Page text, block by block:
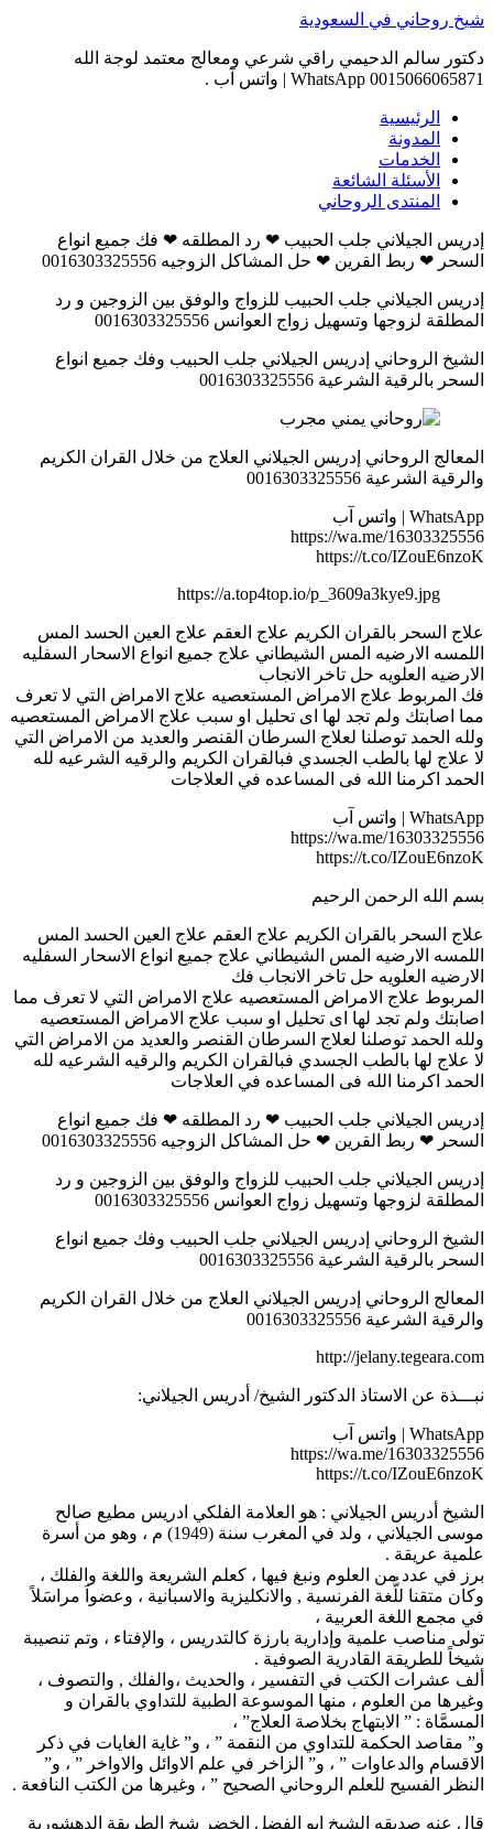
Skip
content
شيخ روحاني في السعودية
دكتور سالم الدحيمي راقي شرعي ومعالج معتمد لوجة الله
0015066065871 WhatsApp | واتس آب .
الرئيسية
المدونة
الخدمات
الأسئلة الشائعة
المنتدى الروحاني
إدريس الجيلاني جلب الحبيب ❤ رد المطلقه ❤ فك جميع انواع
السحر ❤ ربط القرين ❤ حل المشاكل الزوجيه 0016303325556
إدريس الجيلاني جلب الحبيب للزواج والوفق بين الزوجين و رد
المطلقة لزوجها وتسهيل زواج العوانس 0016303325556
الشيخ الروحاني إدريس الجيلاني جلب الحبيب وفك جميع انواع
السحر بالرقية الشرعية 0016303325556
المعالج الروحاني إدريس الجيلاني العلاج من خلال القران الكريم
والرقية الشرعية 0016303325556
WhatsApp | واتس آب
https://wa.me/16303325556
https://t.co/IZouE6nzoK
https://a.top4top.io/p_3609a3kye9.jpg
علاج السحر بالقران الكريم علاج العقم علاج العين الحسد المس
اللمسه الارضيه المس الشيطاني علاج جميع انواع الاسحار السفليه
الارضيه العلويه حل تاخر الانجاب
فك المربوط علاج الامراض المستعصيه علاج الامراض التي لا تعرف
مما اصابتك ولم تجد لها اى تحليل او سبب علاج الامراض المستعصيه
ولله الحمد توصلنا لعلاج السرطان القنصر والعديد من الامراض التي
لا علاج لها بالطب الجسدي فبالقران الكريم والرقيه الشرعيه لله
الحمد اكرمنا الله فى المساعده في العلاجات
WhatsApp | واتس آب
https://wa.me/16303325556
https://t.co/IZouE6nzoK
بسم الله الرحمن الرحيم
علاج السحر بالقران الكريم علاج العقم علاج العين الحسد المس
اللمسه الارضيه المس الشيطاني علاج جميع انواع الاسحار السفليه
الارضيه العلويه حل تاخر الانجاب فك
المربوط علاج الامراض المستعصيه علاج الامراض التي لا تعرف مما
اصابتك ولم تجد لها اى تحليل او سبب علاج الامراض المستعصيه
ولله الحمد توصلنا لعلاج السرطان القنصر والعديد من الامراض التي
لا علاج لها بالطب الجسدي فبالقران الكريم والرقيه الشرعيه لله
الحمد اكرمنا الله فى المساعده في العلاجات
إدريس الجيلاني جلب الحبيب ❤ رد المطلقه ❤ فك جميع انواع
السحر ❤ ربط القرين ❤ حل المشاكل الزوجيه 0016303325556
إدريس الجيلاني جلب الحبيب للزواج والوفق بين الزوجين و رد
المطلقة لزوجها وتسهيل زواج العوانس 0016303325556
الشيخ الروحاني إدريس الجيلاني جلب الحبيب وفك جميع انواع
السحر بالرقية الشرعية 0016303325556
المعالج الروحاني إدريس الجيلاني العلاج من خلال القران الكريم
والرقية الشرعية 0016303325556
http://jelany.tegeara.com
نبـــذة عن الاستاذ الدكتور الشيخ/ أدريس الجيلاني:
WhatsApp | واتس آب
https://wa.me/16303325556
https://t.co/IZouE6nzoK
الشيخ أدريس الجيلاني : هو العلامة الفلكي ادريس مطيع صالح
موسى الجيلاني ، ولد في المغرب سنة (1949) م ، وهو من أسرة
علمية عريقة .
برز في عدد من العلوم ونبغ فيها ، كعلم الشريعة واللغة والفلك ،
وكان متقنا للُّغة الفرنسية , والانكليزية والاسبانية ، وعضواَ مراسَلاً
في مجمع اللغة العربية ،
تولى مناصب علمية وإدارية بارزة كالتدريس ، والإفتاء ، وتم تنصيبة
شيخاً للطريقة القادرية الصوفية .
ألف عشرات الكتب في التفسير ، والحديث ،والفلك , والتصوف ،
وغيرها من العلوم ، منها الموسوعة الطبية للتداوي بالقران و
المسمَّاة : ” الابتهاج بخلاصة العلاج” ،
و” مقاصد الحكمة للتداوي من النقمة ” ، و” غاية الغايات في ذكر
الاقسام والدعاوات ” ، و” الزاخر في علم الاوائل والاواخر ” ، و”
النظر الفسيح للعلم الروحاني الصحيح ” ، وغيرها من الكتب النافعة .
قال عنه صديقه الشيخ ابو الفضل الخضر شيخ الطريقة الدهشورية